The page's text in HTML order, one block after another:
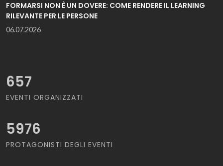
FORMARSI NON È UN DOVERE: COME RENDERE IL LEARNING
RILEVANTE PER LE PERSONE
06.07.2026
657
EVENTI ORGANIZZATI
5976
PROTAGONISTI DEGLI EVENTI